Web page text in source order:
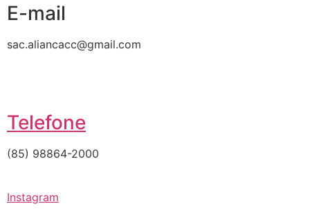
E-mail
sac.aliancacc@gmail.com
Telefone
(85) 98864-2000
Instagram